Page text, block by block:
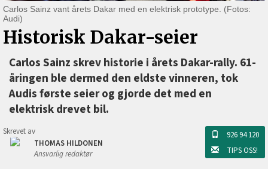
Carlos Sainz vant årets Dakar med en elektrisk prototype. (Fotos:
Audi)
Historisk Dakar-seier
Carlos Sainz skrev historie i årets Dakar-rally. 61-
åringen ble dermed den eldste vinneren, tok
Audis første seier og gjorde det med en
elektrisk drevet bil.
Skrevet av
THOMAS HILDONEN
Ansvarlig redaktør
926 94 120
TIPS OSS!